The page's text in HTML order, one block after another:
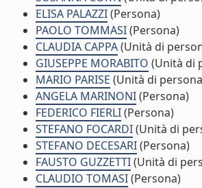
ELISA PALAZZI(Persona)
PAOLO TOMMASI(Persona)
CLAUDIA CAPPA(Unità di
GIUSEPPE MORABITO (Unità di
MARIO PARISE (Unità di
ANGELA MARINONI(Persona)
FEDERICO FIERLI(Persona)
STEFANO FOCARDI(Unità di
STEFANO DECESARI(Persona)
FAUSTO GUZZETTI(Unità di
CLAUDIO TOMASI(Persona)